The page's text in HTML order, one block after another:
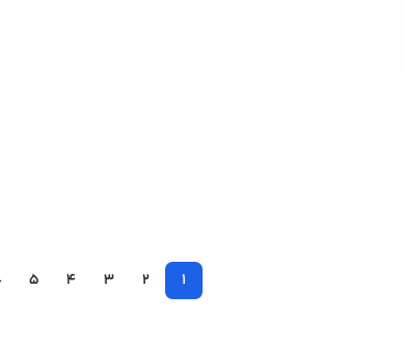
1
2
3
4
5